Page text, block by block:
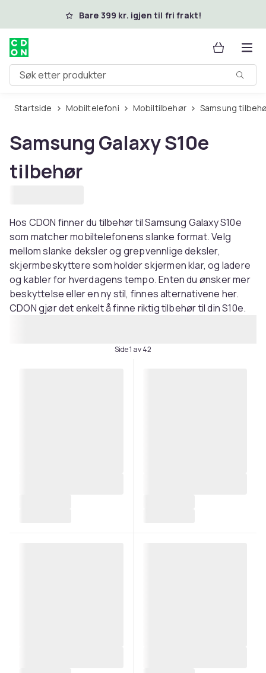
Hopp til hovedinnholdBare 399 kr. igjen til fri frakt!
Søk etter produkter
Startside Mobiltelefoni Mobiltilbehør Samsung
Samsung Galaxy S10e
tilbehør
Hos CDON finner du tilbehør til Samsung Galaxy S10e
som matcher mobiltelefonens slanke format. Velg
mellom slanke deksler og grepvennlige deksler,
skjermbeskyttere som holder skjermen klar, og ladere
og kabler for hverdagens tempo. Enten du ønsker mer
beskyttelse eller en ny stil, finnes alternativene her.
CDON gjør det enkelt å finne riktig tilbehør til din S10e.
Side 1 av 42